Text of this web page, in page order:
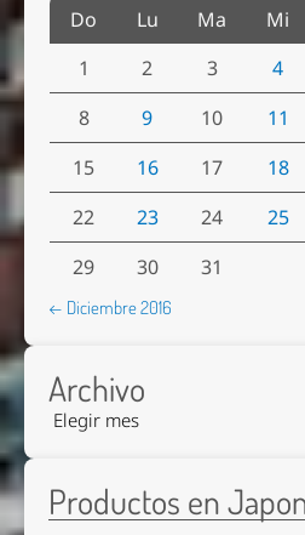
Do Lu Ma Mi
1
2 3 4
8
9 10 11
15
16 17 18
22
23 24 25
29
30 31
← Diciembre 2016
Archivo
Productos en